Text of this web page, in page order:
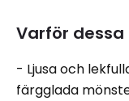
Varför
- Ljusa och
färgglada